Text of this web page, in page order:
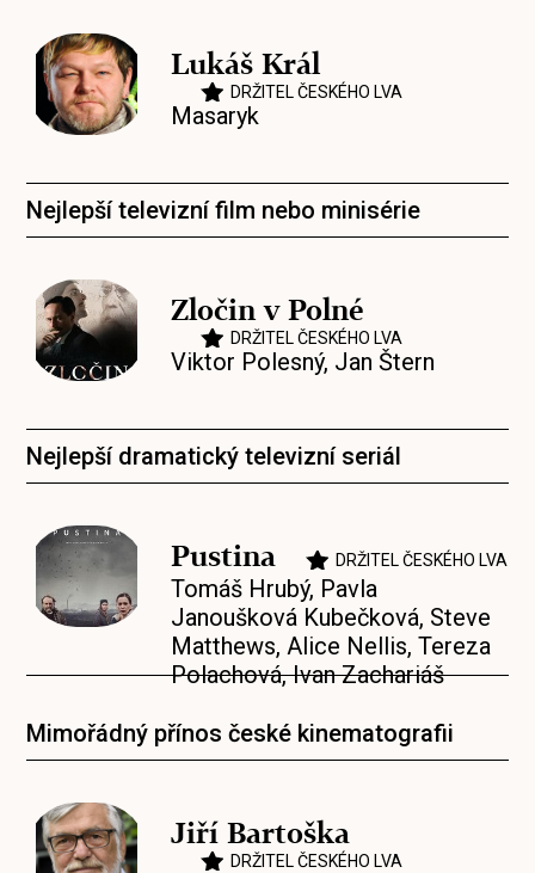
Lukáš Král
DRŽITEL ČESKÉHO LVA
Masaryk
Nejlepší televizní film nebo minisérie
Zločin v Polné
DRŽITEL ČESKÉHO LVA
Viktor Polesný, Jan Štern
Nejlepší dramatický televizní seriál
Pustina DRŽITEL ČESKÉHO LVA
Tomáš Hrubý, Pavla
Janoušková Kubečková, Steve
Matthews,Alice Nellis,Tereza
Polachová,Ivan Zachariáš
Mimořádný přínos české kinematografii
Jiří Bartoška
DRŽITEL ČESKÉHO LVA